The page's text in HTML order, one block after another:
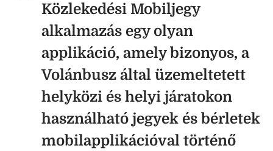
Közlekedési Mobiljegy
alkalmazás egy olyan
applikáció, amely bizonyos, a
Volánbusz által üzemeltetett
helyközi és helyi járatokon
használható jegyek és bérletek
mobilapplikációval történő